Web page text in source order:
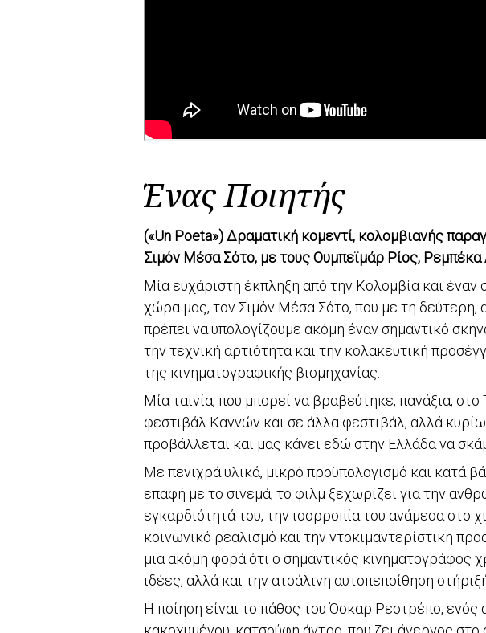
Ένας Ποιητής
(«Un Poeta») Δραματική κομεντί, κολομβιανής
Σιμόν Μέσα Σότο, με τους Ουμπεϊμάρ Ρίος,
Μία ευχάριστη έκπληξη από την Κολομβία και
χώρα μας, τον Σιμόν Μέσα Σότο, που με τη δεύτερη,
πρέπει να υπολογίζουμε ακόμη έναν σημαντικό
την τεχνική αρτιότητα και την κολακευτική
της κινηματογραφικής βιομηχανίας.
Μία ταινία, που μπορεί να βραβεύτηκε, πανάξια,
φεστιβάλ Καννών και σε άλλα φεστιβάλ, αλλά
προβάλλεται και μας κάνει εδώ στην Ελλάδα να
Με πενιχρά υλικά, μικρό προϋπολογισμό και κατά
επαφή με το σινεμά, το φιλμ ξεχωρίζει για την
εγκαρδιότητά του, την ισορροπία του ανάμεσα στο
κοινωνικό ρεαλισμό και την ντοκιμαντερίστικη
μια ακόμη φορά ότι ο σημαντικός κινηματογράφος
ιδέες, αλλά και την ατσάλινη αυτοπεποίθηση
Η ποίηση είναι το πάθος του Όσκαρ Ρεστρέπο, ενός